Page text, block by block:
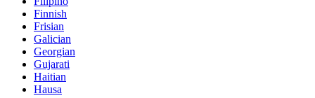
Finnish
Frisian
Galician
Georgian
Gujarati
Haitian
Hausa